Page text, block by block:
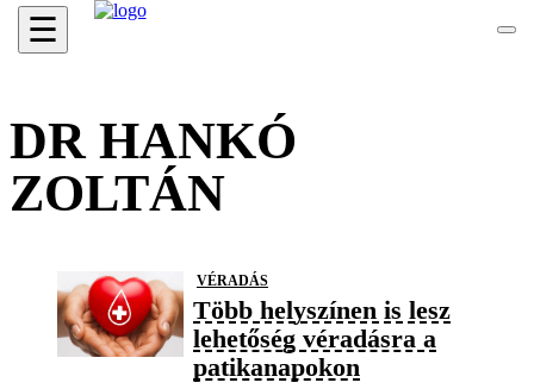
☰
DR HANKÓ
ZOLTÁN
VÉRADÁS
Több helyszínen is lesz
lehetőség véradásra a
patikanapokon